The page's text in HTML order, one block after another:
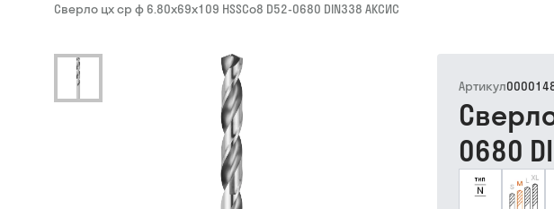
Сверло цх ср ф 6.80х69х109 HSSCo8 D52-0680 DIN338 АКСИС
Артикул
0680